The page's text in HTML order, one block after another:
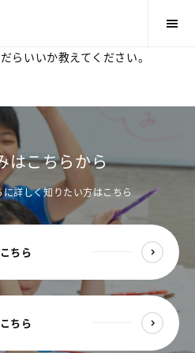
らいいか教えてください。
はこちらから
詳しく知りたい方はこちら
ちら
ちら